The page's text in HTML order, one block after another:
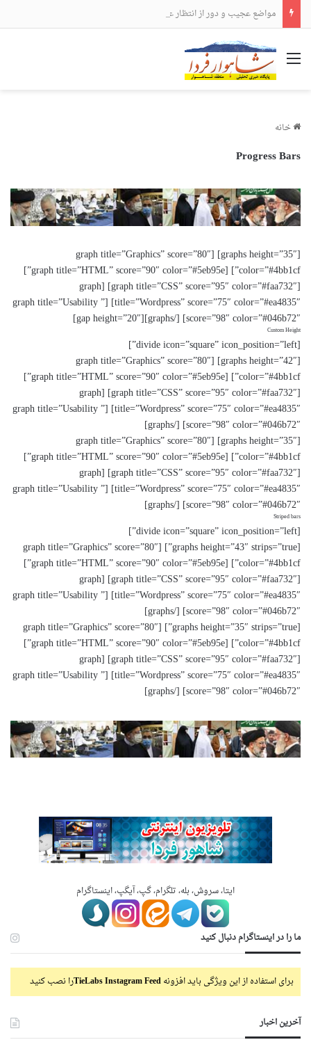
مواضع عجیب و دور از انتظار علی لاریجانی
منو
خانه
Progress Bars
[graphs height=”35″] [graph title=”Graphics” score=”80″
color=”#4bb1cf”] [graph title=”HTML” score=”90″ color=”#5eb95e”]
[graph title=”CSS” score=”95″ color=”#faa732″] [graph
title=”Wordpress” score=”75″ color=”#ea4835″] [graph title=”Usability ”
score=”98″ color=”#046b72″] [/graphs][gap height=”20″]
Custom Height
[divide icon=”square” icon_position=”left”]
[graphs height=”35″] [graph title=”Graphics” score=”80″
color=”#4bb1cf”] [graph title=”HTML” score=”90″ color=”#5eb95e”]
[graph title=”CSS” score=”95″ color=”#faa732″] [graph
title=”Wordpress” score=”75″ color=”#ea4835″] [graph title=”Usability ”
score=”98″ color=”#046b72″] [/graphs]
[graphs height=”42″] [graph title=”Graphics” score=”80″
color=”#4bb1cf”] [graph title=”HTML” score=”90″ color=”#5eb95e”]
[graph title=”CSS” score=”95″ color=”#faa732″] [graph
title=”Wordpress” score=”75″ color=”#ea4835″] [graph title=”Usability ”
score=”98″ color=”#046b72″] [/graphs]
Striped bars
[divide icon=”square” icon_position=”left”]
[graphs height=”35″ strips=”true”] [graph title=”Graphics” score=”80″
color=”#4bb1cf”] [graph title=”HTML” score=”90″ color=”#5eb95e”]
[graph title=”CSS” score=”95″ color=”#faa732″] [graph
title=”Wordpress” score=”75″ color=”#ea4835″] [graph title=”Usability ”
score=”98″ color=”#046b72″] [/graphs]
[graphs height=”43″ strips=”true”] [graph title=”Graphics” score=”80″
color=”#4bb1cf”] [graph title=”HTML” score=”90″ color=”#5eb95e”]
[graph title=”CSS” score=”95″ color=”#faa732″] [graph
title=”Wordpress” score=”75″ color=”#ea4835″] [graph title=”Usability ”
score=”98″ color=”#046b72″] [/graphs]
ایتا، سروش، بله، تلگرام، گپ، آیگپ، اینستاگرام
ما را در اینستاگرام دنبال کنید
برای استفاده از این ویژگی باید افزونهTieLabs Instagram Feedرا نصب کنید
آخرین اخبار